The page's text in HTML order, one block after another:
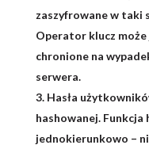
zaszyfrowane w taki
Operator klucz może
chronione na
serwera.
Hasła
hashowanej. Funkcja
jednokierunkowo –